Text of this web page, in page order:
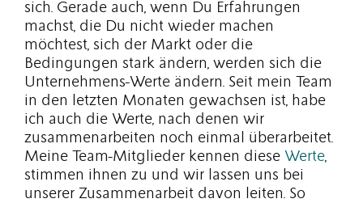
sich. Gerade auch, wenn Du Erfahrungen
machst, die Du nicht wieder machen
möchtest, sich der Markt oder die
Bedingungen stark ändern, werden sich die
Unternehmens-Werte ändern. Seit mein Team
in den letzten Monaten gewachsen ist, habe
ich auch die Werte, nach denen wir
zusammenarbeiten noch einmal überarbeitet.
Meine Team-Mitglieder kennen diese Werte,
stimmen ihnen zu und wir lassen uns bei
unserer Zusammenarbeit davon leiten. So